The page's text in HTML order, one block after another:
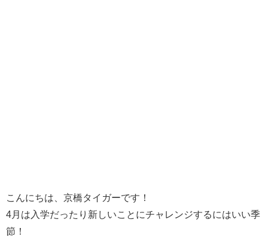
こんにちは、京橋タイガーです！
4月は入学だったり新しいことにチャレンジするにはいい季
節！